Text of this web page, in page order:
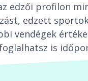
edzői profilon
edzett
vendégek
is